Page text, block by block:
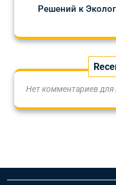
Решений к
Нет комментариев для